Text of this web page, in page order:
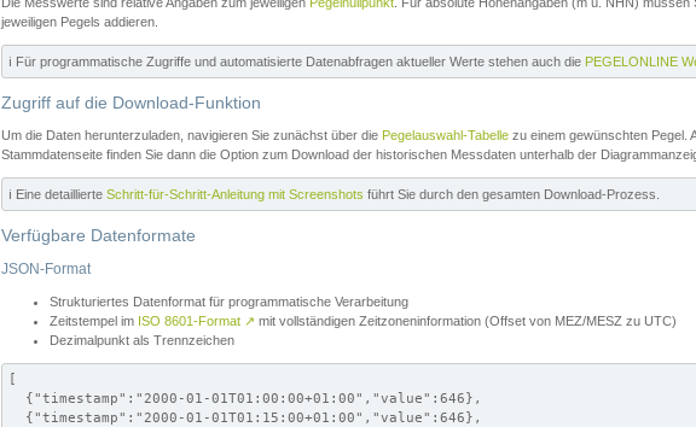
jeweiligen Pegels addieren.
ℹ️ Für programmatische Zugriffe und automatisierte Datenabfragen aktueller Werte stehen auch die PEGELONLINE
Zugriff auf die Download-Funktion
Um die Daten herunterzuladen, navigieren Sie zunächst über die Pegelauswahl-Tabelle zu einem gewünschten Pegel.
Stammdatenseite finden Sie dann die Option zum Download der historischen Messdaten unterhalb der
ℹ️ Eine detaillierte Schritt-für-Schritt-Anleitung mit Screenshots führt Sie durch den gesamten Download-Prozess.
Verfügbare Datenformate
JSON-Format
Strukturiertes Datenformat für programmatische Verarbeitung
Zeitstempel im ISO 8601-Format ↗ mit vollständigen Zeitzoneninformation (Offset von MEZ/MESZ zu UTC)
Dezimalpunkt als Trennzeichen
[
  {"timestamp":"2000-01-01T01:00:00+01:00","value":646},
  {"timestamp":"2000-01-01T01:15:00+01:00","value":646},